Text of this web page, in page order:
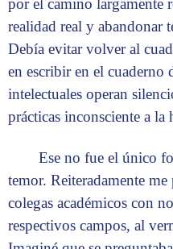
por el camino largamente
realidad real y abandonar
Debía evitar volver al
en escribir en el cuaderno
intelectuales operan
prácticas inconsciente a la
Ese no fue el único
temor. Reiteradamente
colegas académicos con
respectivos campos, al